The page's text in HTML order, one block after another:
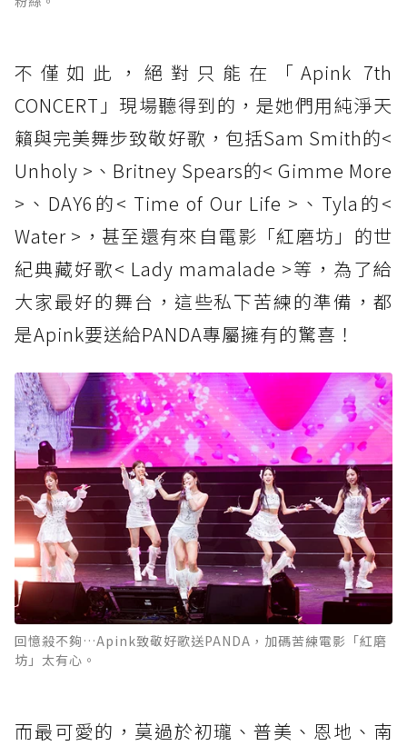
不僅如此，絕對只能在「Apink 7th
CONCERT」現場聽得到的，是她們用純淨天
籟與完美舞步致敬好歌，包括Sam Smith的<
Unholy >、Britney Spears的< Gimme More
>、DAY6的< Time of Our Life >、Tyla的<
Water >，甚至還有來自電影「紅磨坊」的世
紀典藏好歌< Lady mamalade >等，為了給
大家最好的舞台，這些私下苦練的準備，都
是Apink要送給PANDA專屬擁有的驚喜！
回憶殺不夠…Apink致敬好歌送PANDA，加碼苦練電影「紅磨
坊」太有心。
而最可愛的，莫過於初瓏、普美、恩地、南